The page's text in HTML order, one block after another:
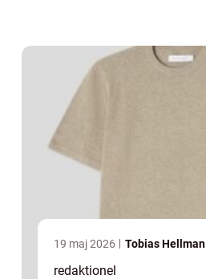
erbjuder ett bek...
19 maj 2026 Tobias Hellman
redaktionel